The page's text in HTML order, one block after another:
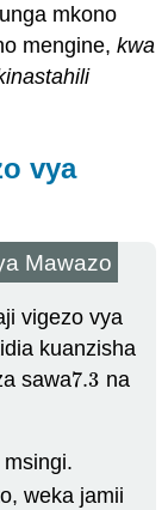
mkono
mengine,kwa
vya
Mawazo
vigezo vya
kuanzisha
sawa7.3
7.3 na
weka jamii